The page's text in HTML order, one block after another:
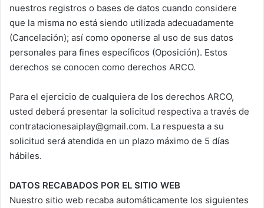
nuestros registros o bases de datos cuando considere
que la misma no está siendo utilizada adecuadamente
(Cancelación); así como oponerse al uso de sus datos
personales para fines específicos (Oposición). Estos
derechos se conocen como derechos ARCO.
Para el ejercicio de cualquiera de los derechos ARCO,
usted deberá presentar la solicitud respectiva a través de
contratacionesaiplay@gmail.com. La respuesta a su
solicitud será atendida en un plazo máximo de 5 días
hábiles.
DATOS RECABADOS POR EL SITIO WEB
Nuestro sitio web recaba automáticamente los siguientes